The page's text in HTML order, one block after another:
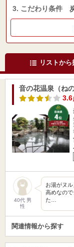
3. こだわり条件
リストから
音の花温泉（ねの
3.6
40代 男
性
お湯がヌ
高めなの
た…
関連情報から探す